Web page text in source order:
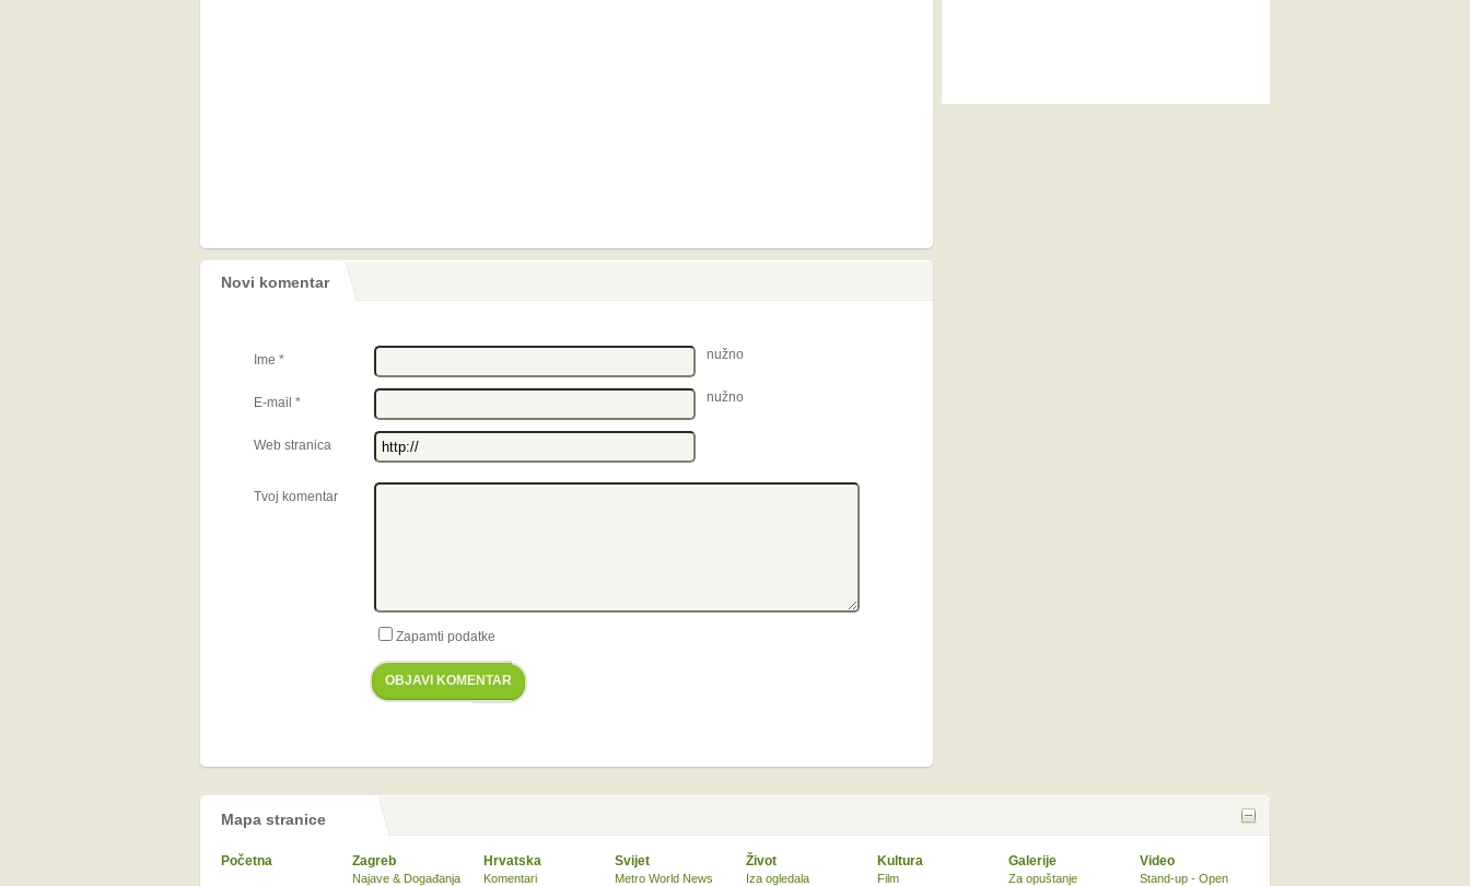
Novi komentar
Ime * nužno
E-mail * nužno
Web stranica
Tvoj komentar
Zapamti podatke
OBJAVI KOMENTAR
Mapa stranice
Početna Zagreb
Najave & Događanja
Hrvatska
Komentari
Svijet
Metro World News
Život
Iza ogledala
Kultura
Film
Galerije
Za opuštanje
Video
Stand-up - Open